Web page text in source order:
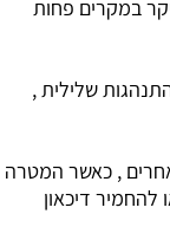
במקרים פחות
שלילית ,
, כאשר המטרה
להחמיר דיכאון